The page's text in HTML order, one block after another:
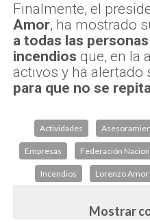
Finalmente, el
Amor, ha mostrado
a todas las
incendios que, en la
activos y ha alertado
para que no se
Actividades
Empresas Federación
Incendios Lorenzo Amor
Mostrar